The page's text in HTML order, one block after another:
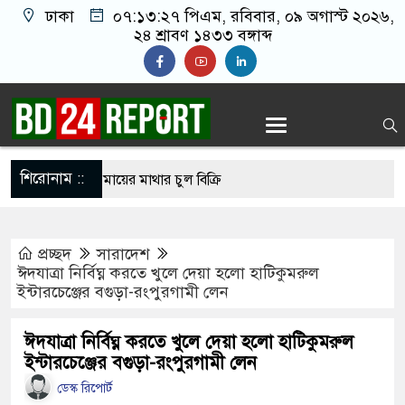
ঢাকা ০৭:১৩:২৮ পিএম, রবিবার, ০৯ অগাস্ট ২০২৬,
২৪ শ্রাবণ ১৪৩৩ বঙ্গাব্দ
শিরোনাম ::
অসহায় মায়ের মাথার চুল বিক্রি
বিএনপি নেতা গ্রেপ্তার
ওপর মার শুরু হয়েছে কেবল, আসল মার তো শুরুই
প্রচ্ছদ
সারাদেশ
ঈদযাত্রা নির্বিঘ্ন করতে খুলে দেয়া হলো হাটিকুমরুল
ইন্টারচেঞ্জের বগুড়া-রংপুরগামী লেন
ঈদযাত্রা নির্বিঘ্ন করতে খুলে দেয়া হলো হাটিকুমরুল
ইন্টারচেঞ্জের বগুড়া-রংপুরগামী লেন
ডেস্ক রিপোর্ট